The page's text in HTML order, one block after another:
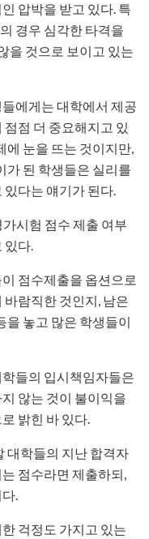
압박을 받고 있다. 특
경우 심각한 타격을
을 것으로 보이고 있는
에게는 대학에서 제공
점 더 중요해지고 있
에 눈을 뜨는 것이지만,
가 된 학생들은 실리를
다는 얘기가 된다.
시험 점수 제출 여부
있다.
점수제출을 옵션으로
람직한 것인지, 남은
을 놓고 많은 학생들이
들의 입시책임자들은
않는 것이 불이익을
밝힌 바 있다.
대학들의 지난 합격자
점수라면 제출하되,
.
걱정도 가지고 있는